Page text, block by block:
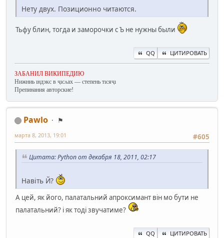
Нету двух. Позиционно читаются.
Тьфу блин, тогда и заморочки с Ъ не нужны были
QQ ЦИТИРОВАТЬ
ЗАБАНИЛ ВИКИПЕДИЮ
Нижниь ıндэкс в ҷıсʌах — степень тıсяҷı
Препинания авторские!
Pawlo
⚑
#605
марта 8, 2013, 19:01
Цитата: Python от декабря 18, 2011, 02:17
Навіть Й?
А цей, як його, палатальний апроксимант він мо бути не
палатальний? і як тоді звучатиме?
QQ ЦИТИРОВАТЬ